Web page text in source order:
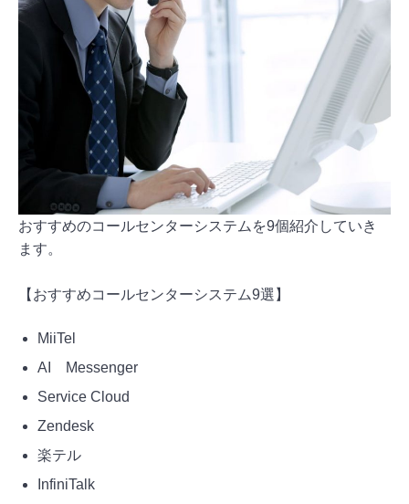
おすすめのコールセンターシステムを9個紹介していき
ます。
【おすすめコールセンターシステム9選】
MiiTel
AI Messenger
Service Cloud
Zendesk
楽テル
InfiniTalk